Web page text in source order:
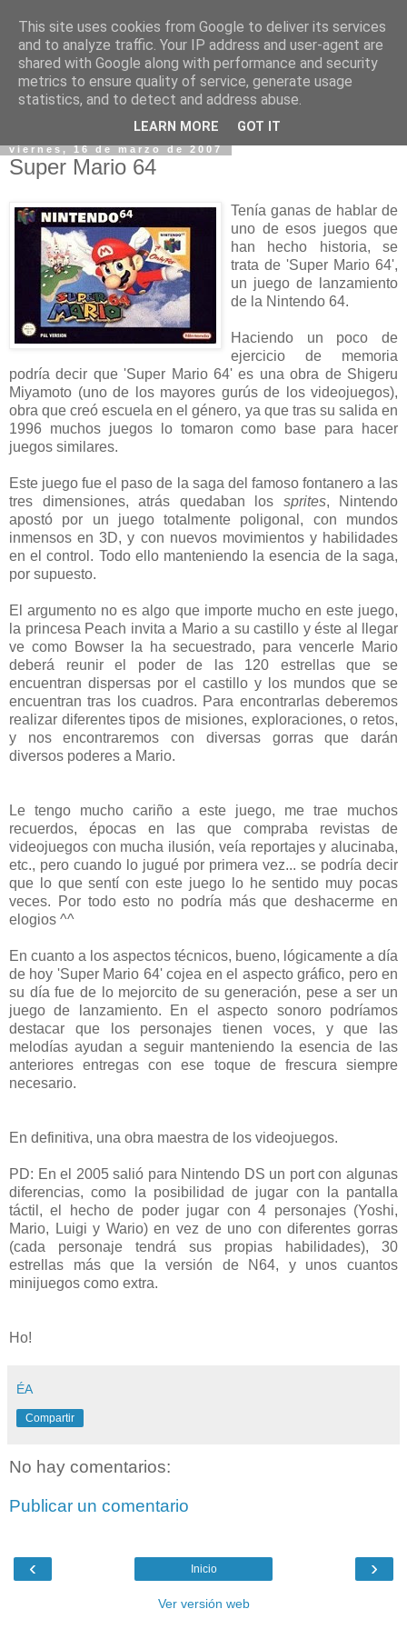
viernes, 16 de marzo de 2007
Super Mario 64
Tenía ganas de hablar de
uno de esos juegos que
han hecho historia, se
trata de 'Super Mario 64',
un juego de lanzamiento
de la Nintendo 64.
Haciendo un poco de
ejercicio de memoria
podría decir que 'Super Mario 64' es una obra de Shigeru
Miyamoto (uno de los mayores gurús de los videojuegos),
obra que creó escuela en el género, ya que tras su salida en
1996 muchos juegos lo tomaron como base para hacer
juegos similares.
Este juego fue el paso de la saga del famoso fontanero a las
tres dimensiones, atrás quedaban los sprites, Nintendo
apostó por un juego totalmente poligonal, con mundos
inmensos en 3D, y con nuevos movimientos y habilidades
en el control. Todo ello manteniendo la esencia de la saga,
por supuesto.
El argumento no es algo que importe mucho en este juego,
la princesa Peach invita a Mario a su castillo y éste al llegar
ve como Bowser la ha secuestrado, para vencerle Mario
deberá reunir el poder de las 120 estrellas que se
encuentran dispersas por el castillo y los mundos que se
encuentran tras los cuadros. Para encontrarlas deberemos
realizar diferentes tipos de misiones, exploraciones, o retos,
y nos encontraremos con diversas gorras que darán
diversos poderes a Mario.
Le tengo mucho cariño a este juego, me trae muchos
recuerdos, épocas en las que compraba revistas de
videojuegos con mucha ilusión, veía reportajes y alucinaba,
etc., pero cuando lo jugué por primera vez... se podría decir
que lo que sentí con este juego lo he sentido muy pocas
veces. Por todo esto no podría más que deshacerme en
elogios ^^
En cuanto a los aspectos técnicos, bueno, lógicamente a día
de hoy 'Super Mario 64' cojea en el aspecto gráfico, pero en
su día fue de lo mejorcito de su generación, pese a ser un
juego de lanzamiento. En el aspecto sonoro podríamos
destacar que los personajes tienen voces, y que las
melodías ayudan a seguir manteniendo la esencia de las
anteriores entregas con ese toque de frescura siempre
necesario.
En definitiva, una obra maestra de los videojuegos.
PD: En el 2005 salió para Nintendo DS un port con algunas
diferencias, como la posibilidad de jugar con la pantalla
táctil, el hecho de poder jugar con 4 personajes (Yoshi,
Mario, Luigi y Wario) en vez de uno con diferentes gorras
(cada personaje tendrá sus propias habilidades), 30
estrellas más que la versión de N64, y unos cuantos
minijuegos como extra.
Ho!
ÉA
Compartir
No hay comentarios:
Publicar un comentario
‹ ›
Inicio
Ver versión web
This site uses cookies from Google to deliver its services
and to analyze traffic. Your IP address and user-agent are
shared with Google along with performance and security
metrics to ensure quality of service, generate usage
statistics, and to detect and address abuse.
LEARN MORE GOT IT